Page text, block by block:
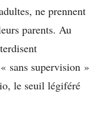
ne prennent
parents. Au
sans supervision »
le seuil légiféré